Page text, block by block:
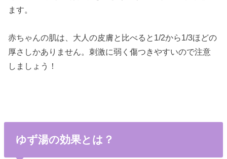
ます。
赤ちゃんの肌は、大人の皮膚と比べると1/2から1/3ほどの
厚さしかありません。刺激に弱く傷つきやすいので注意
しましょう！
ゆず湯の効果とは？